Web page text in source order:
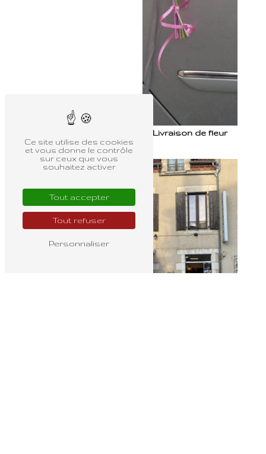
Livraison de fleur
Ce site utilise des cookies
et vous donne le contrôle
sur ceux que vous
souhaitez activer
Tout accepter
Tout refuser
Personnaliser